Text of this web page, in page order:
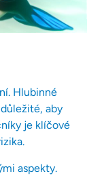
Hlubinné
aby
je klíčové
aspekty.